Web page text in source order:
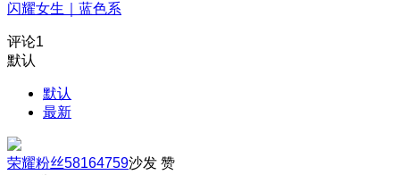
闪耀女生｜蓝色系
评论1
默认
默认
最新
荣耀粉丝58164759沙发 赞